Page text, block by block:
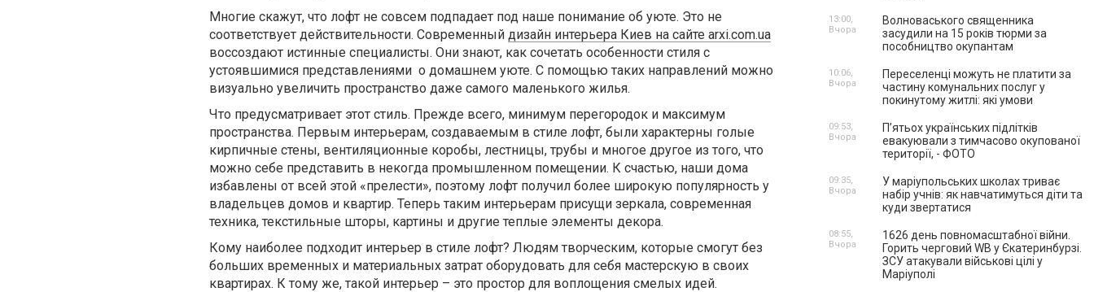
Многие скажут, что лофт не совсем подпадает под наше понимание об уюте. Это не
соответствует действительности. Современный дизайн интерьера Киев на сайте arxi.com.ua
воссоздают истинные специалисты. Они знают, как сочетать особенности стиля с
устоявшимися представлениями о домашнем уюте. С помощью таких направлений можно
визуально увеличить пространство даже самого маленького жилья.
Что предусматривает этот стиль. Прежде всего, минимум перегородок и максимум
пространства. Первым интерьерам, создаваемым в стиле лофт, были характерны голые
кирпичные стены, вентиляционные коробы, лестницы, трубы и многое другое из того, что
можно себе представить в некогда промышленном помещении. К счастью, наши дома
избавлены от всей этой «прелести», поэтому лофт получил более широкую популярность у
владельцев домов и квартир. Теперь таким интерьерам присущи зеркала, современная
техника, текстильные шторы, картины и другие теплые элементы декора.
Кому наиболее подходит интерьер в стиле лофт? Людям творческим, которые смогут без
больших временных и материальных затрат оборудовать для себя мастерскую в своих
квартирах. К тому же, такой интерьер – это простор для воплощения смелых идей.
Волноваського священника
засудили на 15 років тюрми за
пособництво окупантам
13:00,
Вчора
Переселенці можуть не платити за
частину комунальних послуг у
покинутому житлі: які умови
10:06,
Вчора
П’ятьох українських підлітків
евакуювали з тимчасово окупованої
території, - ФОТО
09:53,
Вчора
У маріупольських школах триває
набір учнів: як навчатимуться діти та
куди звертатися
09:35,
Вчора
1626 день повномасштабної війни.
Горить черговий WB у Єкатеринбурзі.
ЗСУ атакували військові цілі у
Маріуполі
08:55,
Вчора